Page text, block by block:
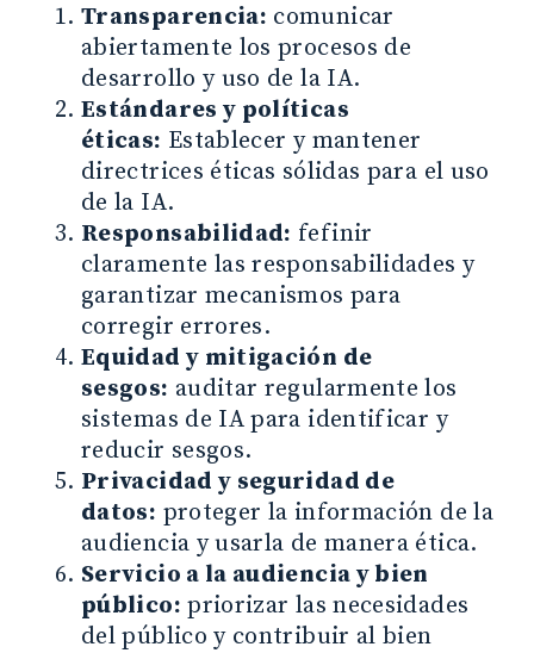
Transparencia: comunicar
abiertamente los procesos de
desarrollo y uso de la IA.
Estándares y políticas
éticas: Establecer y mantener
directrices éticas sólidas para el uso
de la IA.
Responsabilidad: fefinir
claramente las responsabilidades y
garantizar mecanismos para
corregir errores.
Equidad y mitigación de
sesgos: auditar regularmente los
sistemas de IA para identificar y
reducir sesgos.
Privacidad y seguridad de
datos: proteger la información de la
audiencia y usarla de manera ética.
Servicio a la audiencia y bien
público: priorizar las necesidades
del público y contribuir al bien